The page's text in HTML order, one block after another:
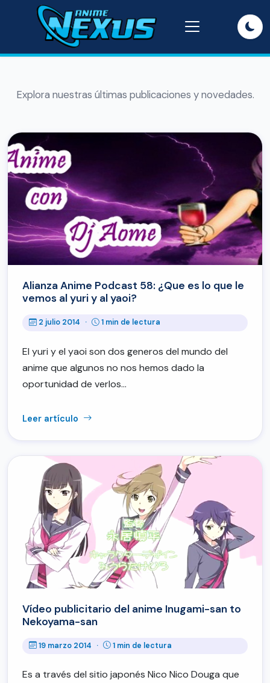
Explora nuestras últimas publicaciones y novedades.
Alianza Anime Podcast 58: ¿Que es lo que le
vemos al yuri y al yaoi?
2 julio 2014 · 1 min de lectura
El yuri y el yaoi son dos generos del mundo del
anime que algunos no nos hemos dado la
oportunidad de verlos…
Leer artículo
Vídeo publicitario del anime Inugami-san to
Nekoyama-san
19 marzo 2014 · 1 min de lectura
Es a través del sitio japonés Nico Nico Douga que